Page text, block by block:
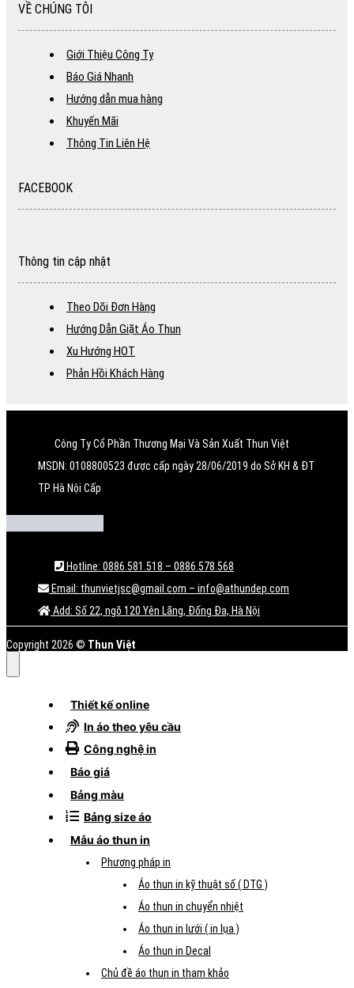
VỀ CHÚNG TÔI
Giới Thiệu Công Ty
Báo Giá Nhanh
Hướng dẫn mua hàng
Khuyến Mãi
Thông Tin Liên Hệ
FACEBOOK
Thông tin cập nhật
Theo Dõi Đơn Hàng
Hướng Dẫn Giặt Áo Thun
Xu Hướng HOT
Phản Hồi Khách Hàng
Công Ty Cổ Phần Thương Mại Và Sản Xuất Thun Việt
MSDN: 0108800523 được cấp ngày 28/06/2019 do Sở KH & ĐT
TP Hà Nội Cấp
Hotline: 0886.581.518 – 0886.578.568
Email: thunvietjsc@gmail.com – info@athundep.com
Add: Số 22, ngõ 120 Yên Lãng, Đống Đa, Hà Nội
Copyright 2026 © Thun Việt
Thiết kế online
In áo theo yêu cầu
Công nghệ in
Báo giá
Bảng màu
Bảng size áo
Mẫu áo thun in
Phương pháp in
Áo thun in kỹ thuật số ( DTG )
Áo thun in chuyển nhiệt
Áo thun in lưới ( in lụa )
Áo thun in Decal
Chủ đề áo thun in tham khảo